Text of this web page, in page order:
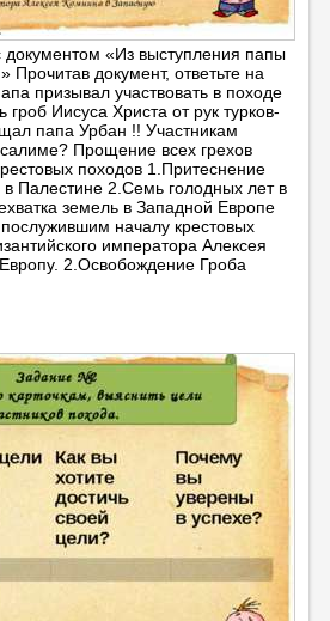
«Из выступления папы
документ, ответьте на
призывал участвовать в походе
гроб Иисуса Христа от рук турков-
папа Урбан !! Участникам
Прощение всех грехов
походов 1.Притеснение
в Палестине 2.Семь голодных лет в
земель в Западной Европе
началу крестовых
императора Алексея
2.Освобождение Гроба